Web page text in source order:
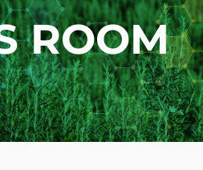
ROOM